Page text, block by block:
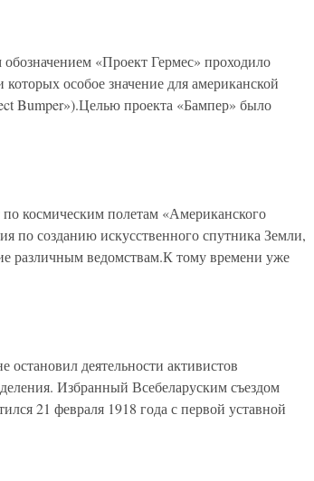
«Проект Гермес» проходило
особое значение для американской
Bumper»).Целью проекта «Бампер» было
космическим полетам «Американского
по созданию искусственного спутника Земли,
различным ведомствам.К тому времени уже
остановил деятельности активистов
Избранный Всебеларуским съездом
21 февраля 1918 года с первой уставной